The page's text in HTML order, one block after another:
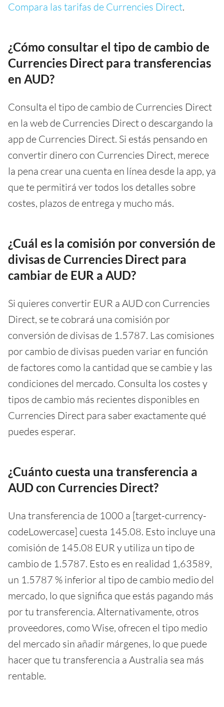
Compara las tarifas de Currencies Direct.
¿Cómo consultar el tipo de cambio de
Currencies Direct para transferencias
en AUD?
Consulta el tipo de cambio de Currencies Direct
en la web de Currencies Direct o descargando la
app de Currencies Direct. Si estás pensando en
convertir dinero con Currencies Direct, merece
la pena crear una cuenta en línea desde la app, ya
que te permitirá ver todos los detalles sobre
costes, plazos de entrega y mucho más.
¿Cuál es la comisión por conversión de
divisas de Currencies Direct para
cambiar de EUR a AUD?
Si quieres convertir EUR a AUD con Currencies
Direct, se te cobrará una comisión por
conversión de divisas de 1.5787. Las comisiones
por cambio de divisas pueden variar en función
de factores como la cantidad que se cambie y las
condiciones del mercado. Consulta los costes y
tipos de cambio más recientes disponibles en
Currencies Direct para saber exactamente qué
puedes esperar.
¿Cuánto cuesta una transferencia a
AUD con Currencies Direct?
Una transferencia de 1000 a [target-currency-
codeLowercase] cuesta 145.08. Esto incluye una
comisión de 145.08 EUR y utiliza un tipo de
cambio de 1.5787. Esto es en realidad 1,63589,
un 1.5787 % inferior al tipo de cambio medio del
mercado, lo que significa que estás pagando más
por tu transferencia. Alternativamente, otros
proveedores, como Wise, ofrecen el tipo medio
del mercado sin añadir márgenes, lo que puede
hacer que tu transferencia a Australia sea más
rentable.